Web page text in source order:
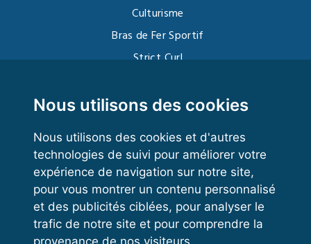
Nous utilisons des cookies
Nous utilisons des cookies et d'autres
technologies de suivi pour améliorer votre
expérience de navigation sur notre site,
pour vous montrer un contenu personnalisé
et des publicités ciblées, pour analyser le
trafic de notre site et pour comprendre la
provenance de nos visiteurs.
Culturisme
Bras de Fer Sportif
Strict Curl
Kettlebell
VOS ESPACES
Espace dirigeant
Espace licencié